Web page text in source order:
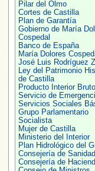
Pilar del Olmo
Cortes de Castilla
Plan de Garantía
Gobierno de María
Cospedal
Banco de España
María Dolores
José Luis Rodríguez
Ley del Patrimonio
de Castilla
Producto Interior Bruto
Servicio de
Servicios Sociales
Grupo Parlamentario
Socialista
Mujer de Castilla
Ministerio del Interior
Plan Hidrológico del
Consejería de Sanidad
Consejería de